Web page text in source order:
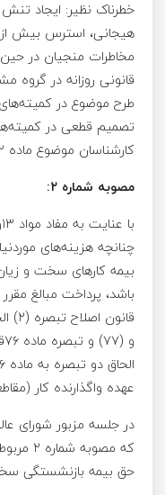
خطرناک نظیر: ایجاد
هیجانی، استرس بیش از
مخاطرات منجیان در
قانونی روزانه در گروه
طرح موضوع در
تصمیم قطعی در
کارشناسان موضوع ماده ۲۲ آیین‌نامه و تبصره آن می‌باشد.
مصوبه شماره ۲:
بیمه کارهای سخت و زیان
عهده واگذارنده کار
حق بیمه بازنشستگی